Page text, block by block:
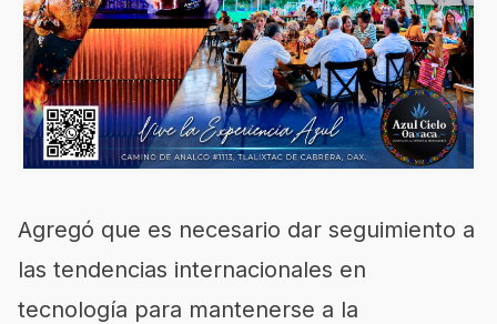
Agregó que es necesario dar seguimiento a
las tendencias internacionales en
tecnología para mantenerse a la